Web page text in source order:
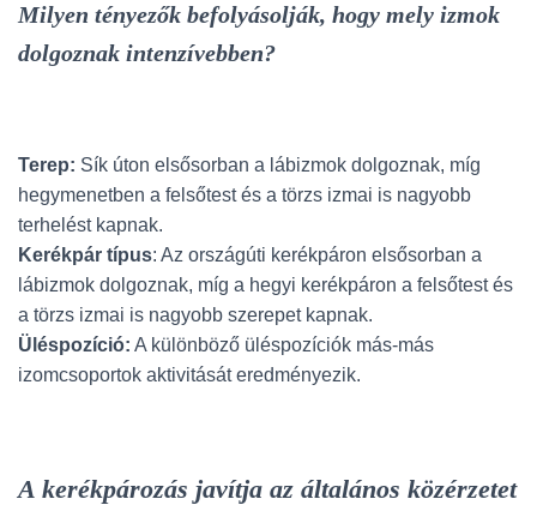
Milyen tényezők befolyásolják, hogy mely izmok
dolgoznak intenzívebben?
Terep: Sík úton elsősorban a lábizmok dolgoznak, míg
hegymenetben a felsőtest és a törzs izmai is nagyobb
terhelést kapnak.
Kerékpár típus: Az országúti kerékpáron elsősorban a
lábizmok dolgoznak, míg a hegyi kerékpáron a felsőtest és
a törzs izmai is nagyobb szerepet kapnak.
Üléspozíció: A különböző üléspozíciók más-más
izomcsoportok aktivitását eredményezik.
A kerékpározás javítja az általános közérzetet